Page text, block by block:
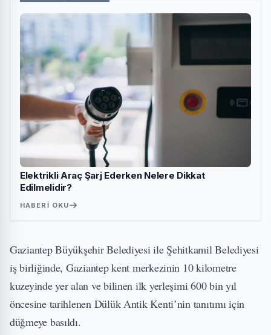
Elektrikli Araç Şarj Ederken Nelere Dikkat
Edilmelidir?
HABERI OKU
Gaziantep Büyükşehir Belediyesi ile Şehitkamil Belediyesi
iş birliğinde, Gaziantep kent merkezinin 10 kilometre
kuzeyinde yer alan ve bilinen ilk yerleşimi 600 bin yıl
öncesine tarihlenen Dülük Antik Kenti’nin tanıtımı için
düğmeye basıldı.